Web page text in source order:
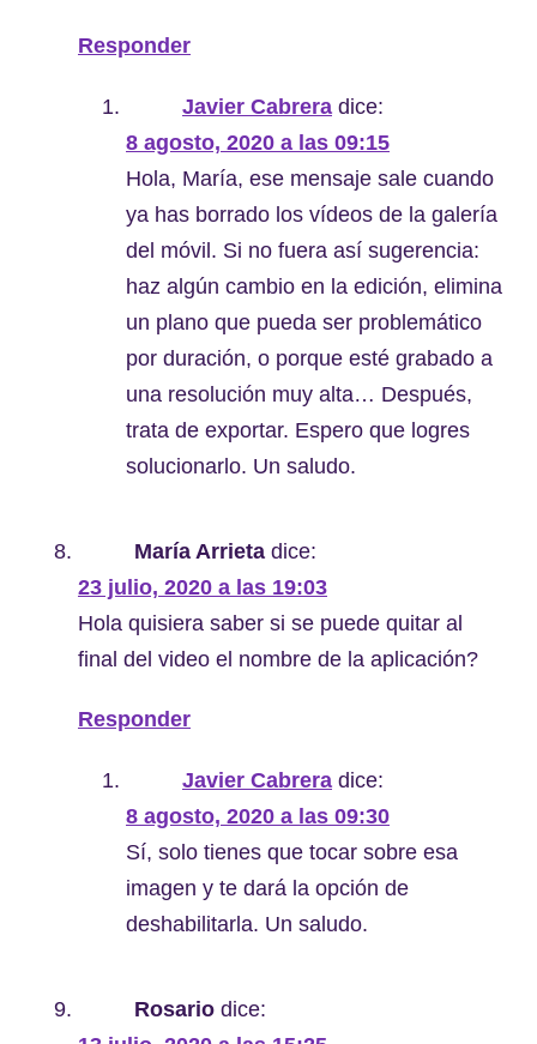
Responder
Javier Cabrera dice:
8 agosto, 2020 a las 09:15
Hola, María, ese mensaje sale cuando
ya has borrado los vídeos de la galería
del móvil. Si no fuera así sugerencia:
haz algún cambio en la edición, elimina
un plano que pueda ser problemático
por duración, o porque esté grabado a
una resolución muy alta… Después,
trata de exportar. Espero que logres
solucionarlo. Un saludo.
María Arrieta dice:
23 julio, 2020 a las 19:03
Hola quisiera saber si se puede quitar al
final del video el nombre de la aplicación?
Responder
Javier Cabrera dice:
8 agosto, 2020 a las 09:30
Sí, solo tienes que tocar sobre esa
imagen y te dará la opción de
deshabilitarla. Un saludo.
Rosario dice: